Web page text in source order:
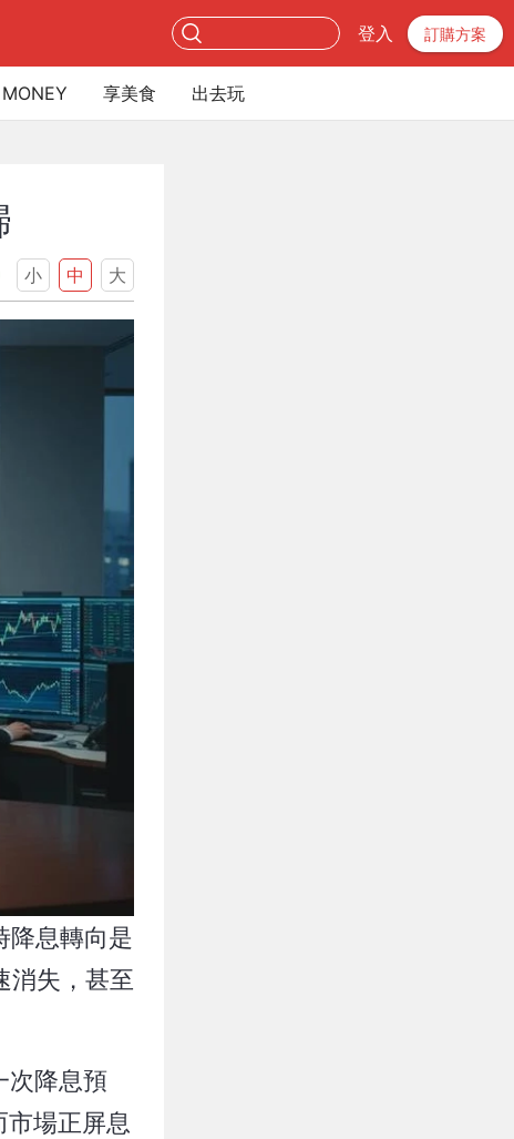
登入 訂購方案
MONEY 享美食 出去玩
小 中 大
降息轉向是
消失，甚至
次降息預
場正屏息